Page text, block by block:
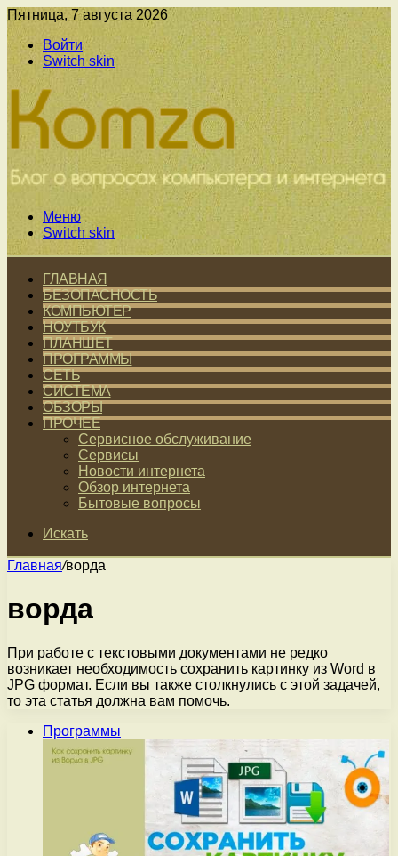
Пятница, 7 августа 2026
Войти
Switch skin
Меню
Switch skin
ГЛАВНАЯ
БЕЗОПАСНОСТЬ
КОМПЬЮТЕР
НОУТБУК
ПЛАНШЕТ
ПРОГРАММЫ
СЕТЬ
СИСТЕМА
ОБЗОРЫ
ПРОЧЕЕ
Сервисное обслуживание
Сервисы
Новости интернета
Обзор интернета
Бытовые вопросы
Искать
Главная/ворда
ворда
При работе с текстовыми документами не редко
возникает необходимость сохранить картинку из Word в
JPG формат. Если вы также столкнулись с этой задачей,
то эта статья должна вам помочь.
Программы